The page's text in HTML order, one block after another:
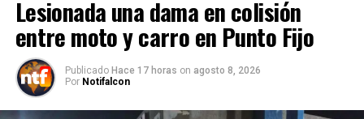
Lesionada una dama en colisión
entre moto y carro en Punto Fijo
Publicado Hace 17 horas on agosto 8, 2026
Por Notifalcon